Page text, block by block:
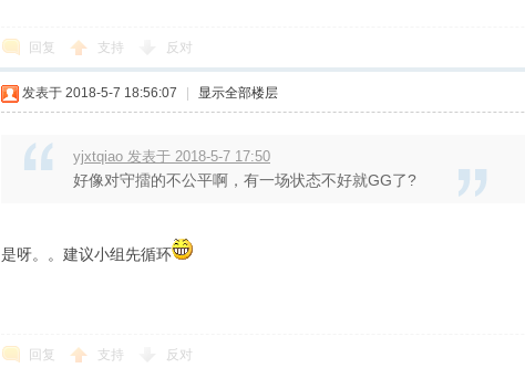
回复 支持 反对
发表于 2018-5-7 18:56:07 显示全部楼层
yjxtqiao 发表于 2018-5-7 17:50
好像对守擂的不公平啊，有一场状态不好就GG了?
是呀。。建议小组先循环
回复 支持 反对